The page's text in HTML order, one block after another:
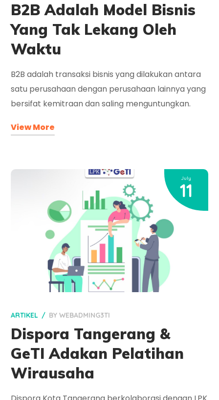
B2B Adalah Model Bisnis
Yang Tak Lekang Oleh
Waktu
B2B adalah transaksi bisnis yang dilakukan antara
satu perusahaan dengan perusahaan lainnya yang
bersifat kemitraan dan saling menguntungkan.
View More
July
11
ARTIKEL BYWEBADMING3TI
Dispora Tangerang &
GeTI Adakan Pelatihan
Wirausaha